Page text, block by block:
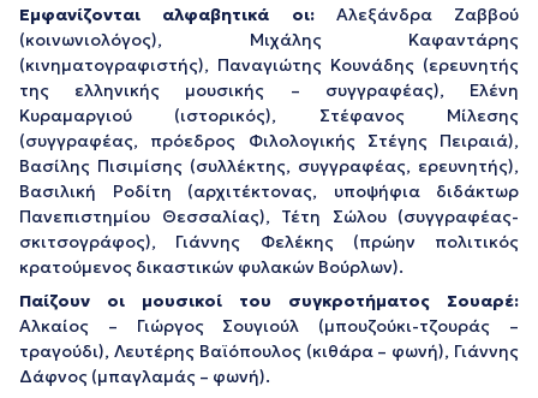
Εμφανίζονται αλφαβητικά οι: Αλεξάνδρα Ζαββού
(κοινωνιολόγος), Μιχάλης Καφαντάρης
(κινηματογραφιστής), Παναγιώτης Κουνάδης (ερευνητής
της ελληνικής μουσικής – συγγραφέας), Ελένη
Κυραμαργιού (ιστορικός), Στέφανος Μίλεσης
(συγγραφέας, πρόεδρος Φιλολογικής Στέγης Πειραιά),
Βασίλης Πισιμίσης (συλλέκτης, συγγραφέας, ερευνητής),
Βασιλική Ροδίτη (αρχιτέκτονας, υποψήφια διδάκτωρ
Πανεπιστημίου Θεσσαλίας), Τέτη Σώλου (συγγραφέας-
σκιτσογράφος), Γιάννης Φελέκης (πρώην πολιτικός
κρατούμενος δικαστικών φυλακών Βούρλων).
Παίζουν οι μουσικοί του συγκροτήματος Σουαρέ:
Αλκαίος – Γιώργος Σουγιούλ (μπουζούκι-τζουράς –
τραγούδι), Λευτέρης Βαϊόπουλος (κιθάρα – φωνή), Γιάννης
Δάφνος (μπαγλαμάς – φωνή).